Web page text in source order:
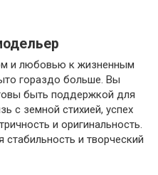
и любовью к жизненным
гораздо больше. Вы
быть поддержкой для
с земной стихией, успех
и оригинальность.
стабильность и творческий